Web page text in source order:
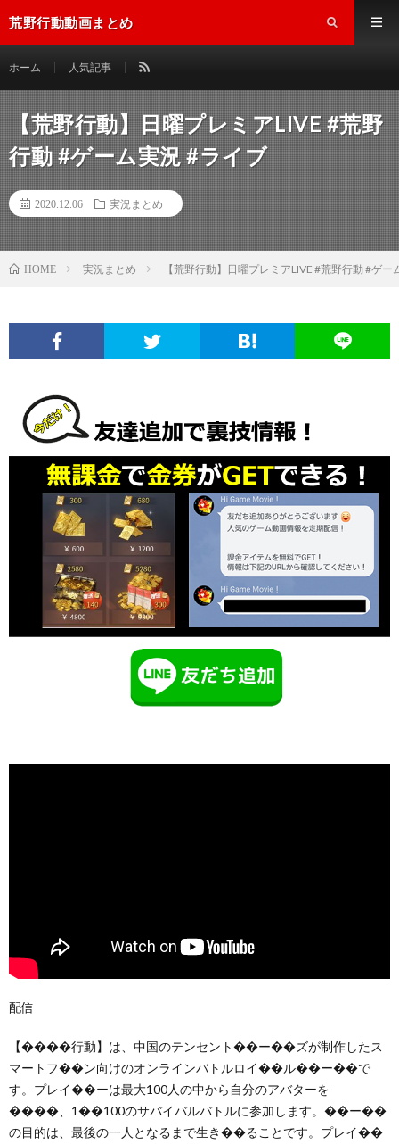
荒野行動動画まとめ
ホーム 人気記事
【荒野行動】日曜プレミアLIVE #荒野
行動 #ゲーム実況 #ライブ
2020.12.06 実況まとめ
HOME 実況まとめ 【荒野行動】日曜プレミアLIVE #荒野行動 #ゲー
配信
【����行動】は、中国のテンセント��ー��ズが制作したス
マートフ��ン向けのオンラインバトルロイ��ル��ー��で
す。プレイ��ーは最大100人の中から自分のアバターを
����、1��100のサバイバルバトルに参加します。��ー��
の目的は、最後の一人となるまで生き��ることです。プレイ��